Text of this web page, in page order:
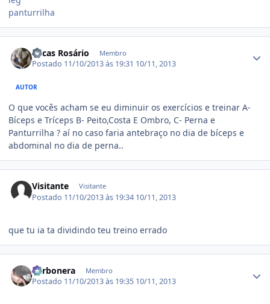
panturrilha
Lucas Rosário Membro
Postado 11/10/2013 às 19:31 10/11, 2013
AUTOR
O que vocês acham se eu diminuir os exercícios e treinar A-
Bíceps e Tríceps B- Peito,Costa E Ombro, C- Perna e
Panturrilha ? aí no caso faria antebraço no dia de bíceps e
abdominal no dia de perna..
Visitante Visitante
Postado 11/10/2013 às 19:34 10/11, 2013
que tu ia ta dividindo teu treino errado
Carbonera Membro
Postado 11/10/2013 às 19:35 10/11, 2013